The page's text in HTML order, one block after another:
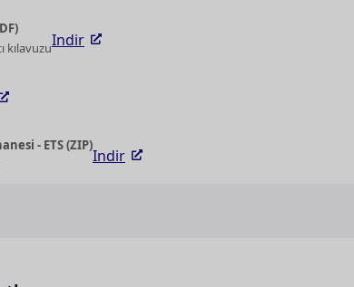
kılavuzuIndir
- ETS (ZIP)
Indir